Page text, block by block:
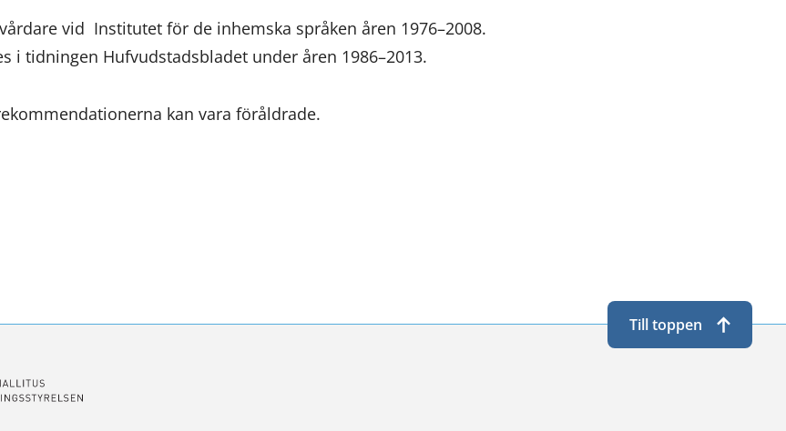
vid Institutet för de inhemska språken åren 1976–2008.
i tidningen Hufvudstadsbladet under åren 1986–2013.
kan vara föråldrade.
Till toppen